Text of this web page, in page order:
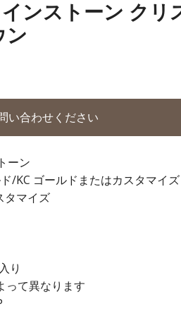
ンストーン クリ
ン
い合わせください
ーン
/KC ゴールドまたはカスタマイズ
タマイズ
り
って異なります